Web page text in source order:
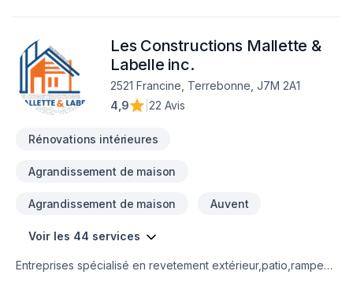
et à votre budget. Confiez votre projet à une équipe qui a à
cœur votre satisfaction.
Les Constructions Mallette &
Labelle inc.
2521 Francine, Terrebonne, J7M 2A1
4,9
22 Avis
Rénovations intérieures
Agrandissement de maison
Agrandissement de maison Auvent
Voir les 44 services
Entreprises spécialisé en revetement extérieur,patio,rampe